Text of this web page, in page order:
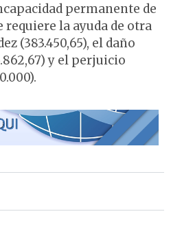
permanente de
requiere la ayuda de otra
(383.450,65), el daño
y el perjuicio